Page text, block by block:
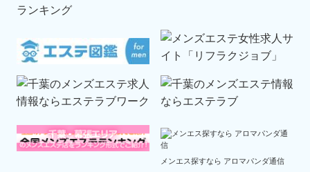
ランキング
メンエス探すなら アロマパンダ通信